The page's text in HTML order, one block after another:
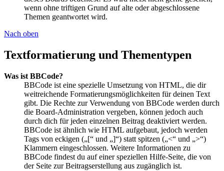
wenn ohne triftigen Grund auf alte oder abgeschlossene
Themen geantwortet wird.
Nach oben
Textformatierung und Thementypen
Was ist BBCode?
BBCode ist eine spezielle Umsetzung von HTML, die dir
weitreichende Formatierungsmöglichkeiten für deinen Text
gibt. Die Rechte zur Verwendung von BBCode werden durch
die Board-Administration vergeben, können jedoch auch
durch dich für jeden einzelnen Beitrag deaktiviert werden.
BBCode ist ähnlich wie HTML aufgebaut, jedoch werden
Tags von eckigen („[“ und „]“) statt spitzen („<“ und „>“)
Klammern eingeschlossen. Weitere Informationen zu
BBCode findest du auf einer speziellen Hilfe-Seite, die von
der Seite zur Beitragserstellung aus zugänglich ist.